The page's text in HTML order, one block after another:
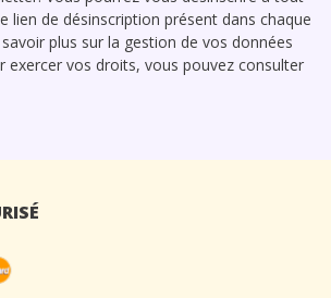
lien de désinscription présent dans chaque
plus sur la gestion de vos données
exercer vos droits, vous pouvez consulter